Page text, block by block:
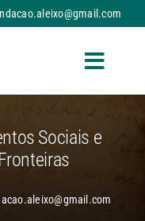
Toggle
Sociais e